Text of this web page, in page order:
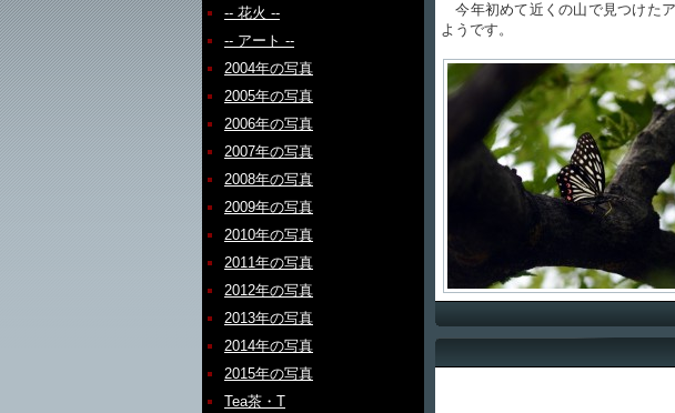
-- 花火 --
-- アート --
2004年の写真
2005年の写真
2006年の写真
2007年の写真
2008年の写真
2009年の写真
2010年の写真
2011年の写真
2012年の写真
2013年の写真
2014年の写真
2015年の写真
Tea茶・T
今年初めて近くの山で見つけた
ようです。